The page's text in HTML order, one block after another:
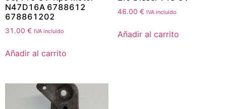
N47D16A 6788612
678861202
31.00 € IVA incluido
Añadir al carrito
46.00 € IVA incluido
Añadir al carrito